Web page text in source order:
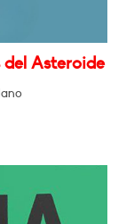
Asteroide